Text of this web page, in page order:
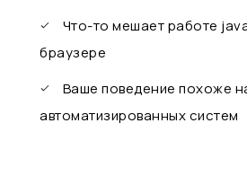
Что-то мешает работе
браузере
Ваше поведение похоже
автоматизированных систем